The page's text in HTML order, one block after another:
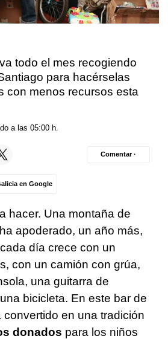
todo el mes recogiendo
para hacérselas
con menos recursos esta
a las 05:00 h.
en Google
Comentar ·
hacer. Una montaña de
apoderado, un año más,
día crece con un
con un camión con grúa,
una guitarra de
bicicleta. En este bar de
convertido en una tradición
donados para los niños